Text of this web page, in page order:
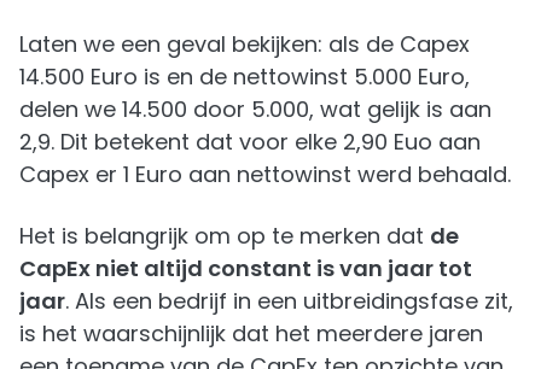
Laten we een geval bekijken: als de Capex
14.500 Euro is en de nettowinst 5.000 Euro,
delen we 14.500 door 5.000, wat gelijk is aan
2,9. Dit betekent dat voor elke 2,90 Euo aan
Capex er 1 Euro aan nettowinst werd behaald.
Het is belangrijk om op te merken dat de
CapEx niet altijd constant is van jaar tot
jaar. Als een bedrijf in een uitbreidingsfase zit,
is het waarschijnlijk dat het meerdere jaren